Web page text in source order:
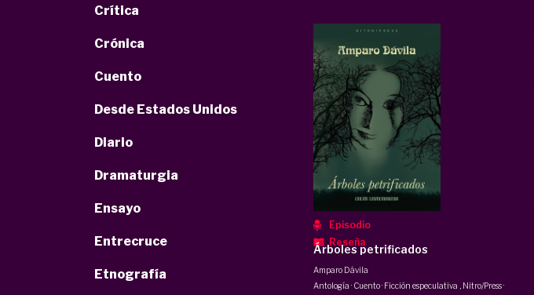
Crítica
Crónica
Cuento
Desde Estados Unidos
Diario
Dramaturgia
Ensayo
Entrecruce
Etnografía
Episodio
Reseña
Árboles petrificados
Amparo Dávila
Antología · Cuento · Ficción especulativa
Nitro/Press·